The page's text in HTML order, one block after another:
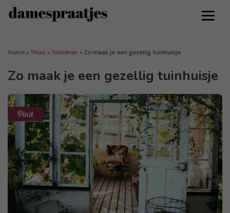
Home »Thuis »Tuinieren » Zo maak je een gezellig tuinhuisje
Zo maak je een gezellig tuinhuisje